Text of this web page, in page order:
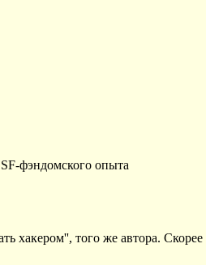
фэндомского опыта
хакером'', того же автора.